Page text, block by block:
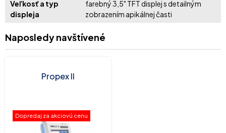
Veľkosť a typ
displeja
farebný 3,5" TFT displej s detailným
zobrazením apikálnej časti
Naposledy navštívené
Propex II
Dopredaj za akciovú cenu